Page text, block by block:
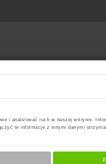
i analizować ruch w naszej witrynie.
te informacje z innymi danymi